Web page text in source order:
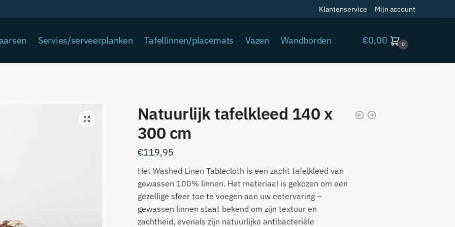
Klantenservice Mijn account
Servies/serveerplanken Tafellinnen/placemats Vazen Wandborden €0,00 0
Natuurlijk tafelkleed 140 x
300 cm
€119,95
Het Washed Linen Tablecloth is een zacht tafelkleed van
gewassen 100% linnen. Het materiaal is gekozen om een
gezellige sfeer toe te voegen aan uw eetervaring –
gewassen linnen staat bekend om zijn textuur en
zachtheid, evenals zijn natuurlijke antibacteriële